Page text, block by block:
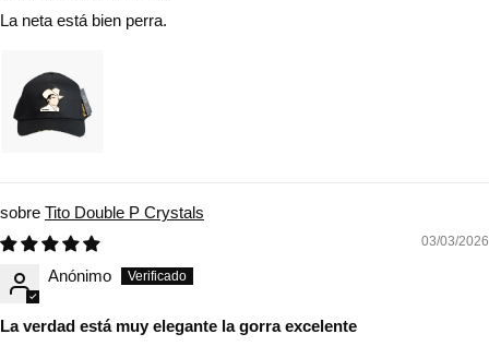
La neta está bien perra.
Tito Double P Crystals
03/03/2026
Anónimo
La verdad está muy elegante la gorra excelente